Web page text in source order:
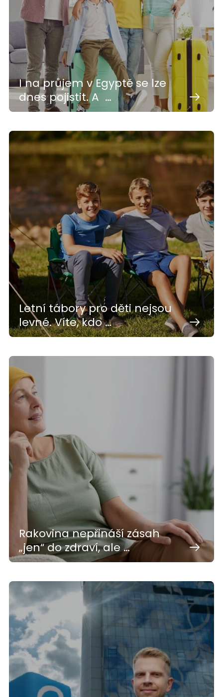
I na průjem v Egyptě se lze
dnes pojistit. A …
Letní tábory pro děti nejsou
levné. Víte, kdo …
Rakovina nepřináší zásah
„jen“ do zdraví, ale …